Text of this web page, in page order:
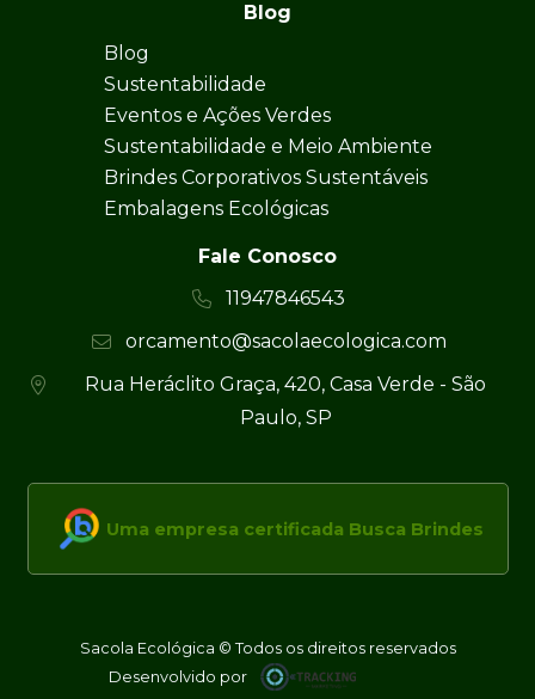
Blog
Blog
Sustentabilidade
Eventos e Ações Verdes
Sustentabilidade e Meio Ambiente
Brindes Corporativos Sustentáveis
Embalagens Ecológicas
Fale Conosco
11947846543
orcamento@sacolaecologica.com
Rua Heráclito Graça, 420, Casa Verde - São
Paulo, SP
Uma empresa certificada Busca Brindes
Sacola Ecológica © Todos os direitos reservados
Desenvolvido por